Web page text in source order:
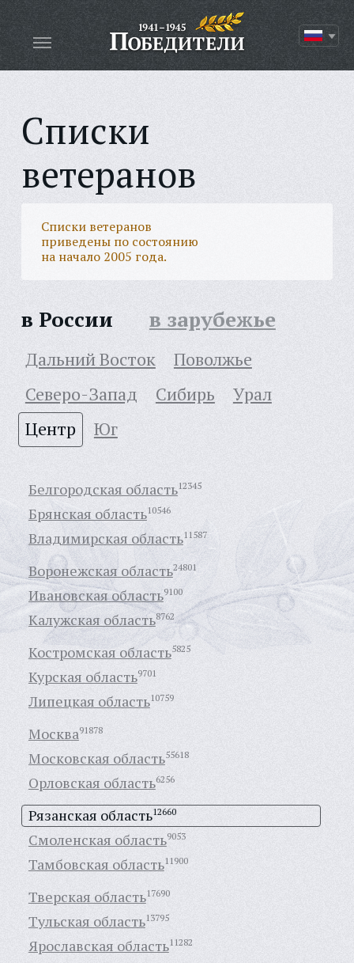
Списки
ветеранов
Списки ветеранов
приведены по состоянию
на начало 2005 года.
в России в зарубежье
Дальний Восток
Поволжье
Северо-Запад
Сибирь
Урал
Центр
Юг
Белгородская область12345
Брянская область10546
Владимирская область11587
Воронежская область24801
Ивановская область9100
Калужская область8762
Костромская область5825
Курская область9701
Липецкая область10759
Москва91878
Московская область55618
Орловская область6256
Рязанская область12660
Смоленская область9053
Тамбовская область11900
Тверская область17690
Тульская область13795
Ярославская область11282